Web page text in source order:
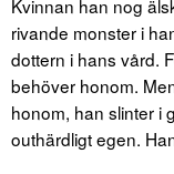
Kvinnan han nog
rivande monster i
dottern i hans vård.
behöver honom.
honom, han slinter i
outhärdligt egen.